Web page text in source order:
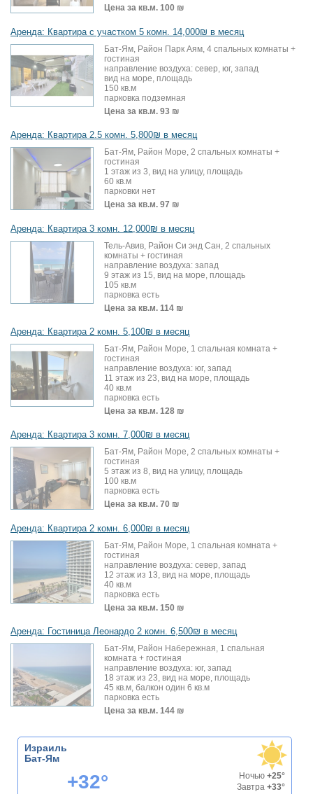
Цена за кв.м. 100 ₪
Аренда: Квартира с участком 5 комн. 14,000₪ в месяц
Бат-Ям, Район Парк Аям, 4 спальных комнаты +
гостиная
направление воздуха: север, юг, запад
вид на море, площадь
150 кв.м
парковка подземная
Цена за кв.м. 93 ₪
Аренда: Квартира 2.5 комн. 5,800₪ в месяц
Бат-Ям, Район Море, 2 спальных комнаты +
гостиная
1 этаж из 3, вид на улицу, площадь
60 кв.м
парковки нет
Цена за кв.м. 97 ₪
Аренда: Квартира 3 комн. 12,000₪ в месяц
Тель-Авив, Район Си энд Сан, 2 спальных
комнаты + гостиная
направление воздуха: запад
9 этаж из 15, вид на море, площадь
105 кв.м
парковка есть
Цена за кв.м. 114 ₪
Аренда: Квартира 2 комн. 5,100₪ в месяц
Бат-Ям, Район Море, 1 спальная комната +
гостиная
направление воздуха: юг, запад
11 этаж из 23, вид на море, площадь
40 кв.м
парковка есть
Цена за кв.м. 128 ₪
Аренда: Квартира 3 комн. 7,000₪ в месяц
Бат-Ям, Район Море, 2 спальных комнаты +
гостиная
5 этаж из 8, вид на улицу, площадь
100 кв.м
парковка есть
Цена за кв.м. 70 ₪
Аренда: Квартира 2 комн. 6,000₪ в месяц
Бат-Ям, Район Море, 1 спальная комната +
гостиная
направление воздуха: север, запад
12 этаж из 13, вид на море, площадь
40 кв.м
парковка есть
Цена за кв.м. 150 ₪
Аренда: Гостиница Леонардо 2 комн. 6,500₪ в месяц
Бат-Ям, Район Набережная, 1 спальная
комната + гостиная
направление воздуха: юг, запад
18 этаж из 23, вид на море, площадь
45 кв.м, балкон один 6 кв.м
парковка есть
Цена за кв.м. 144 ₪
Израиль
Бат-Ям
+32° Ночью +25°
Завтра +33°